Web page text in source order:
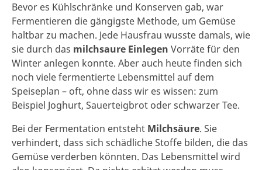
Bevor es Kühlschränke und Konserven gab, war
Fermentieren die gängigste Methode, um Gemüse
haltbar zu machen. Jede Hausfrau wusste damals, wie
sie durch das milchsaure Einlegen Vorräte für den
Winter anlegen konnte. Aber auch heute finden sich
noch viele fermentierte Lebensmittel auf dem
Speiseplan – oft, ohne dass wir es wissen: zum
Beispiel Joghurt, Sauerteigbrot oder schwarzer Tee.
Bei der Fermentation entsteht Milchsäure. Sie
verhindert, dass sich schädliche Stoffe bilden, die das
Gemüse verderben könnten. Das Lebensmittel wird